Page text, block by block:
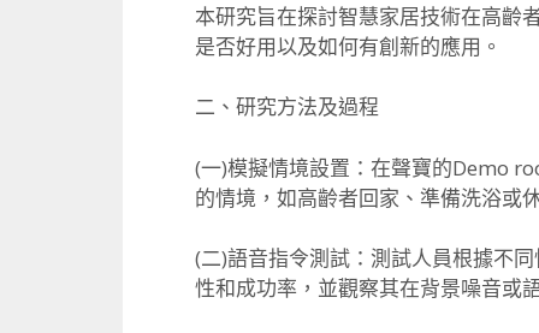
本研究旨在探討智慧家居技術在高齡
是否好用以及如何有創新的應用。
二、研究方法及過程
(一)模擬情境設置：在聲寶的Demo
的情境， 如高齡者回家、準備洗浴或
(二)語音指令測試：測試人員根據不
性和成功率，並觀察其在背景噪音或